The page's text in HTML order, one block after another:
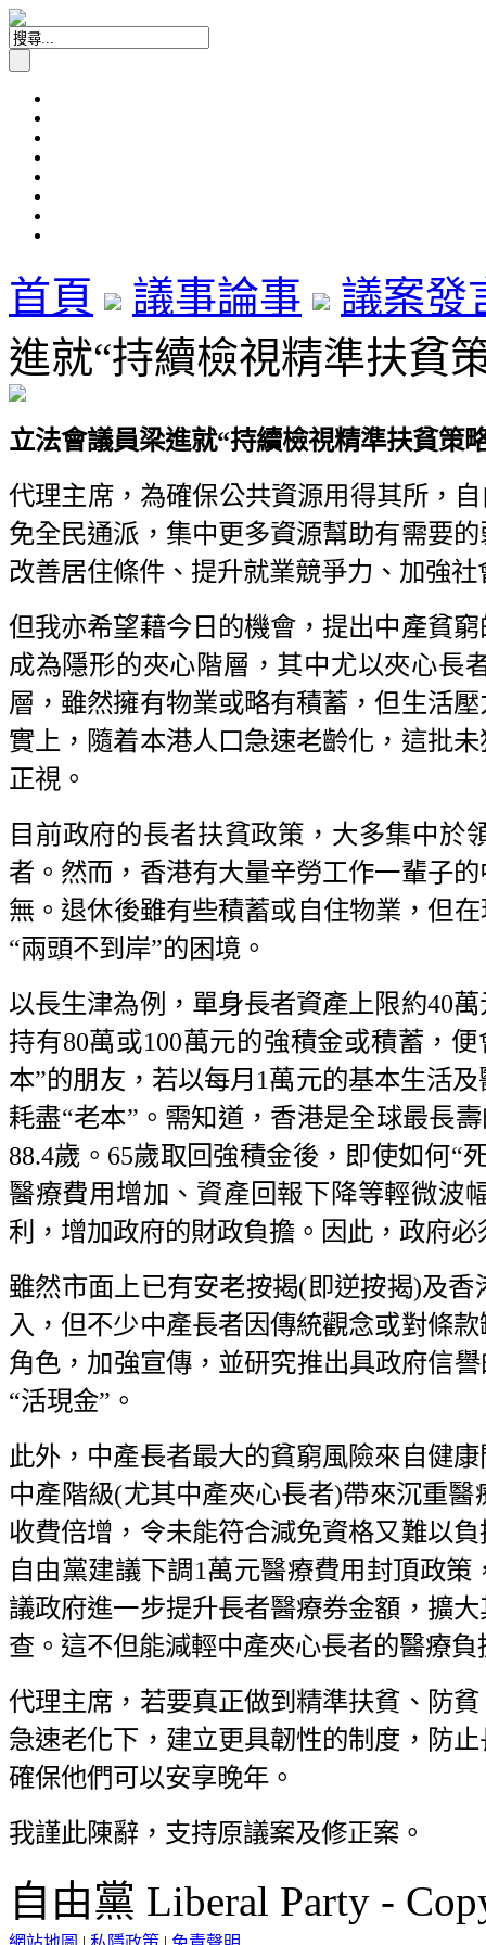
首頁 議事論事
議案發
進就“持續檢視精準扶貧
立法會議員梁進就“持續檢視精準扶貧策
代理主席，為確保公共資源用得其所，
免全民通派，集中更多資源幫助有需要
改善居住條件、提升就業競爭力、加強
但我亦希望藉今日的機會，提出中產貧
成為隱形的夾心階層，其中尤以夾心長
層，雖然擁有物業或略有積蓄，但生活
實上，隨着本港人口急速老齡化，這批
正視。
目前政府的長者扶貧政策，大多集中於
者。然而，香港有大量辛勞工作一輩子
無。退休後雖有些積蓄或自住物業，但
“兩頭不到岸”的困境。
以長生津為例，單身長者資產上限約40
持有80萬或100萬元的強積金或積蓄，
本”的朋友，若以每月1萬元的基本生活
耗盡“老本”。需知道，香港是全球最長
88.4歲。65歲取回強積金後，即使如何“
醫療費用增加、資產回報下降等輕微波
利，增加政府的財政負擔。因此，政府
雖然市面上已有安老按揭(即逆按揭)及
入，但不少中產長者因傳統觀念或對條
角色，加強宣傳，並研究推出具政府信
“活現金”。
此外，中產長者最大的貧窮風險來自健
中產階級(尤其中產夾心長者)帶來沉重
收費倍增，令未能符合減免資格又難以
自由黨建議下調1萬元醫療費用封頂政
議政府進一步提升長者醫療券金額，擴
查。這不但能減輕中產夾心長者的醫療
代理主席，若要真正做到精準扶貧、防
急速老化下，建立更具韌性的制度，防
確保他們可以安享晚年。
我謹此陳辭，支持原議案及修正案。
自由黨 Liberal Party -